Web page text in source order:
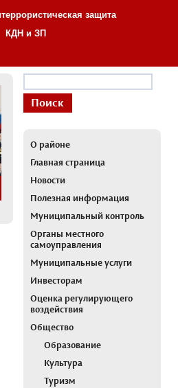
защита
КДН и ЗП
О районе
Главная страница
Новости
Полезная информация
Муниципальный контроль
Органы местного
самоуправления
Муниципальные услуги
Инвесторам
Оценка регулирующего
воздействия
Общество
Образование
Культура
Туризм